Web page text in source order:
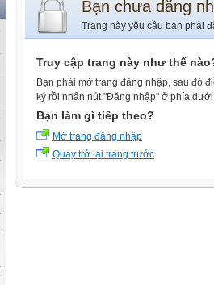
Bạn chưa đăng
Trang này yêu cầu bạn phải
Truy cập trang này như thế
Bạn phải mở trang đăng nhập, sau đó
ký rồi nhấn nút "Đăng nhập" ở phía
Bạn làm gì tiếp theo?
Mở trang đăng nhập
Quay trở lại trang trước